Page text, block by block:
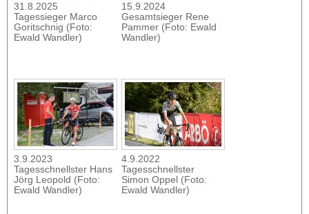
31.8.2025
Tagessieger Marco
Goritschnig (Foto:
Ewald Wandler)
15.9.2024
Gesamtsieger Rene
Pammer (Foto: Ewald
Wandler)
3.9.2023
Tagesschnellster Hans
Jörg Leopold (Foto:
Ewald Wandler)
4.9.2022
Tagesschnellster
Simon Oppel (Foto:
Ewald Wandler)